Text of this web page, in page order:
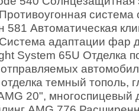
система
581 Автоматическая
адаптации фар
System 65U Отделка
темный тополь,
20", многоспицевый